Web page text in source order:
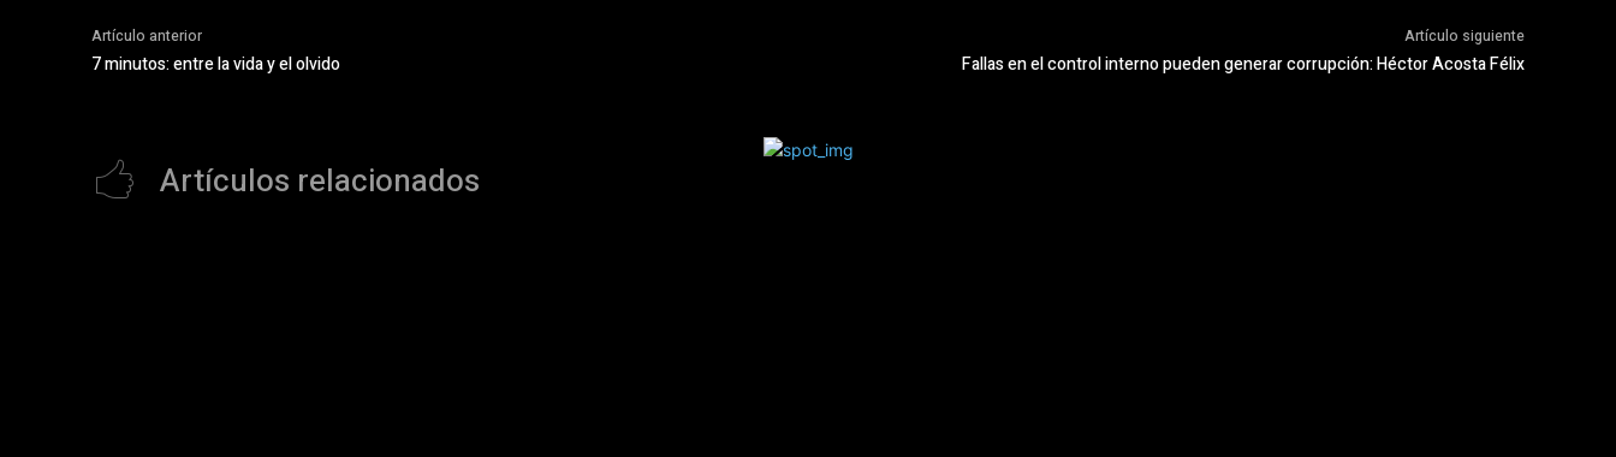
Artículo anterior
7 minutos: entre la vida y el olvido
Artículo siguiente
Fallas en el control interno pueden generar corrupción: Héctor Acosta Félix
Artículos relacionados